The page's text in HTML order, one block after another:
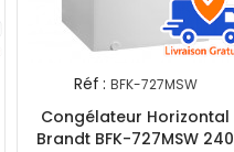
Réf : BFK-727MSW
Congélateur Horizontal
Brandt BFK-727MSW 240